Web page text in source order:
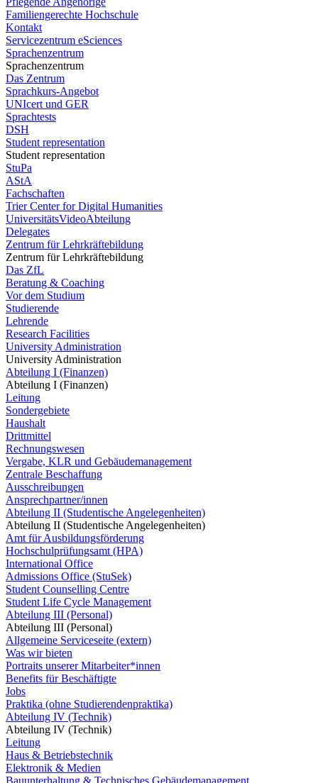
Familiengerechte Hochschule
Kontakt
Servicezentrum eSciences
Sprachenzentrum
Sprachenzentrum
Das Zentrum
Sprachkurs-Angebot
UNIcert und GER
Sprachtests
DSH
Student representation
Student representation
StuPa
AStA
Fachschaften
Trier Center for Digital Humanities
UniversitätsVideoAbteilung
Delegates
Zentrum für Lehrkräftebildung
Zentrum für Lehrkräftebildung
Das ZfL
Beratung & Coaching
Vor dem Studium
Studierende
Lehrende
Research Facilities
University Administration
University Administration
Abteilung I (Finanzen)
Abteilung I (Finanzen)
Leitung
Sondergebiete
Haushalt
Drittmittel
Rechnungswesen
Vergabe, KLR und Gebäudemanagement
Zentrale Beschaffung
Ausschreibungen
Ansprechpartner/innen
Abteilung II (Studentische Angelegenheiten)
Abteilung II (Studentische Angelegenheiten)
Amt für Ausbildungsförderung
Hochschulprüfungsamt (HPA)
International Office
Admissions Office (StuSek)
Student Counselling Centre
Student Life Cycle Management
Abteilung III (Personal)
Abteilung III (Personal)
Allgemeine Serviceseite (extern)
Was wir bieten
Portraits unserer Mitarbeiter*innen
Benefits für Beschäftigte
Jobs
Praktika (ohne Studierendenpraktika)
Abteilung IV (Technik)
Abteilung IV (Technik)
Leitung
Haus & Betriebstechnik
Elektronik & Medien
Bauunterhaltung & Technisches Gebäudemanagement